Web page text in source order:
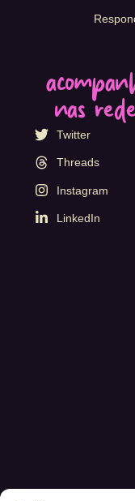
nas
Twitter
Threads
Instagram
LinkedIn